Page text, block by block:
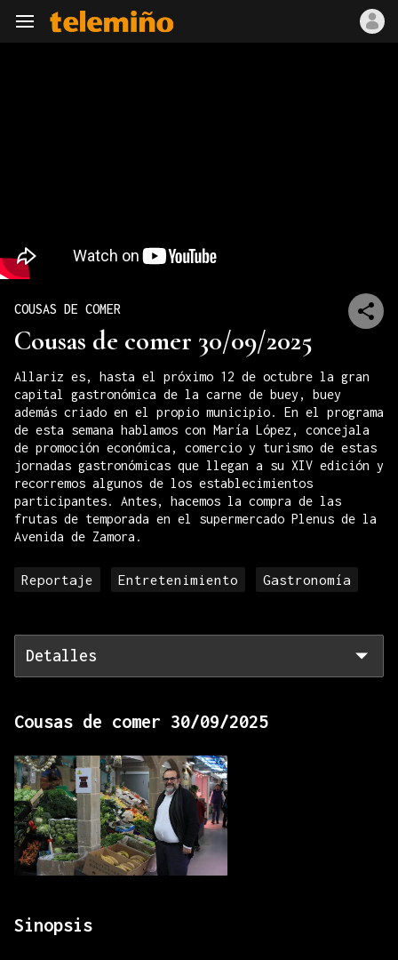
Navegación
COUSAS DE COMER
Cousas de comer 30/09/2025
Allariz es, hasta el próximo 12 de octubre la gran
capital gastronómica de la carne de buey, buey
además criado en el propio municipio. En el programa
de esta semana hablamos con María López, concejala
de promoción económica, comercio y turismo de estas
jornadas gastronómicas que llegan a su XIV edición y
recorremos algunos de los establecimientos
participantes. Antes, hacemos la compra de las
frutas de temporada en el supermercado Plenus de la
Avenida de Zamora.
Reportaje Entretenimiento Gastronomía
Detalles
Cousas de comer 30/09/2025
Sinopsis